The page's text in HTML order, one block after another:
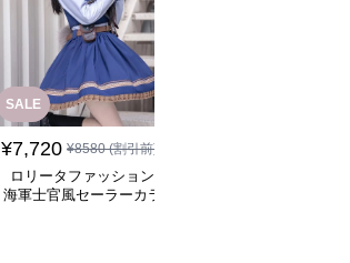
SALE
¥7,720 ¥8580(割引前)
ロリータファッション
海軍士官風セーラーカラ